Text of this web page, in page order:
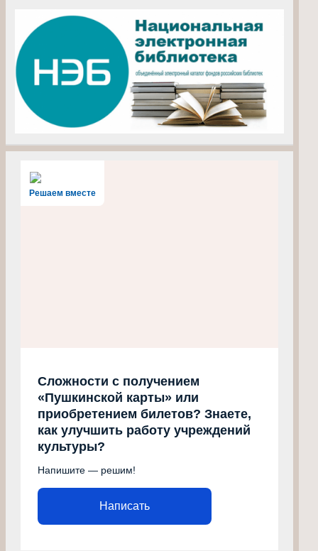
Решаем вместе
Сложности с получением
«Пушкинской карты» или
приобретением билетов? Знаете,
как улучшить работу учреждений
культуры?
Напишите — решим!
Написать